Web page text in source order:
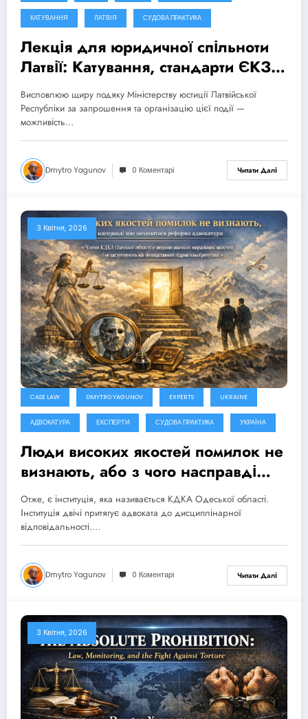
КАТУВАННЯ ЛАТВІЯ СУДОВА ПРАКТИКА
Лекція для юридичної спільноти
Латвії: Катування, стандарти ЄКЗК,
практика ЄСПЛ та вплив російської
агресії на українське правосуддя
Висловлюю щиру подяку Міністерству юстиції Латвійської
Республіки за запрошення та організацію цієї події —
можливість…
Dmytro Yagunov 0 Коментарі Читати Далі
3 Квітня, 2026
CASE LAW DMYTRO YAGUNOV EXPERTS UKRAINE
АДВОКАТУРА ЕКСПЕРТИ СУДОВА ПРАКТИКА УКРАЇНА
Люди високих якостей помилок не
визнають, або з чого насправді
має починатися реформа
адвокатури
Отже, є інституція, яка називається КДКА Одеської області.
Інституція двічі притягує адвоката до дисциплінарної
відповідальності.…
Dmytro Yagunov 0 Коментарі Читати Далі
3 Квітня, 2026